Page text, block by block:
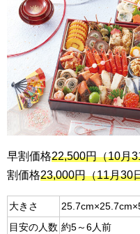
早割価格22,500円（10月
割価格23,000円（11月30
大きさ
目安の人数 約5～6人前